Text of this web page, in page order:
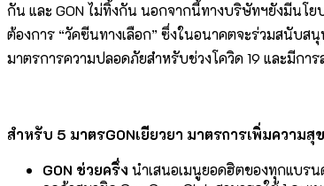
กัน และ GON ไม่ทิ้งกัน นอกจากนี้ทางบริษัทฯยังมีนโ
ต้องการ “วัคซีนทางเลือก” ซึ่งในอนาคตจะร่วมสนับ
มาตรการความปลอดภัยสำหรับช่วงโควิด 19 และมีก
สำหรับ 5 มาตรGONเยียวยา มาตรการเพิ่มความสุ
GON ช่วยครึ่ง นำเสนอเมนูยอดฮิตของทุกแบร